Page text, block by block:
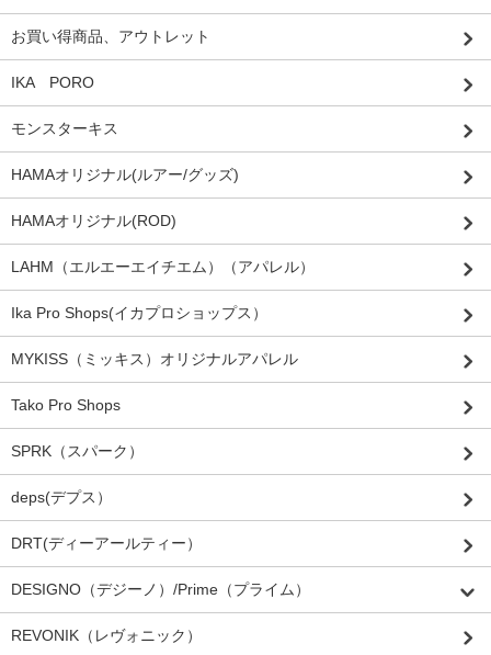
お買い得商品、アウトレット
IKA PORO
モンスターキス
HAMAオリジナル(ルアー/グッズ)
HAMAオリジナル(ROD)
LAHM（エルエーエイチエム）（アパレル）
Ika Pro Shops(イカプロショップス）
MYKISS（ミッキス）オリジナルアパレル
Tako Pro Shops
SPRK（スパーク）
deps(デプス）
DRT(ディーアールティー）
DESIGNO（デジーノ）/Prime（プライム）
REVONIK（レヴォニック）